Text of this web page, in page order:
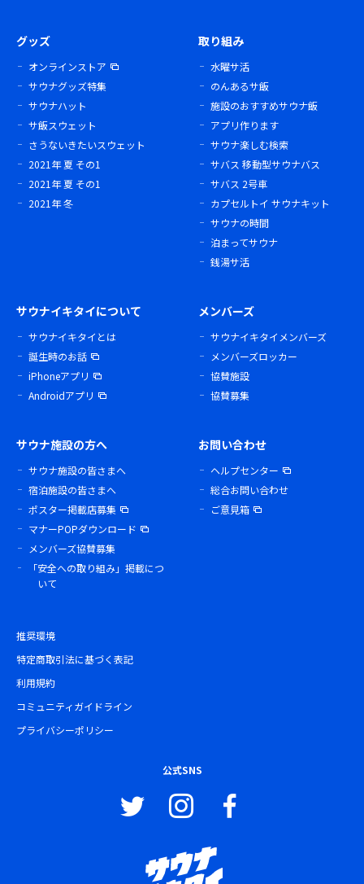
グッズ
オンラインストア
サウナグッズ特集
サウナハット
サ飯スウェット
さうないきたいスウェット
2021年 夏 その1
2021年 夏 その1
2021年 冬
取り組み
水曜サ活
のんあるサ飯
施設のおすすめサウナ飯
アプリ作ります
サウナ楽しむ検索
サバス 移動型サウナバス
サバス 2号車
カプセルトイ サウナキット
サウナの時間
泊まってサウナ
銭湯サ活
サウナイキタイについて
サウナイキタイとは
誕生時のお話
iPhoneアプリ
Androidアプリ
メンバーズ
サウナイキタイメンバーズ
メンバーズロッカー
協賛施設
協賛募集
サウナ施設の方へ
サウナ施設の皆さまへ
宿泊施設の皆さまへ
ポスター掲載店募集
マナーPOPダウンロード
メンバーズ協賛募集
「安全への取り組み」掲載につ
いて
お問い合わせ
ヘルプセンター
総合お問い合わせ
ご意見箱
推奨環境
特定商取引法に基づく表記
利用規約
コミュニティガイドライン
プライバシーポリシー
公式SNS